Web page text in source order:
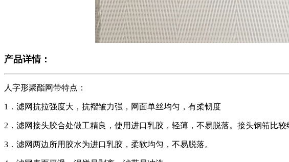
产品详情：
人字形聚酯网带特点：
1．滤网抗拉强度大，抗褶皱力强，网面单丝均匀，有柔韧度
2．滤网接头胶合处做工精良，使用进口乳胶，轻薄，不易脱落。接头钢筘比
3．滤网两边所用胶水为进口乳胶，柔软均匀，不易脱落。